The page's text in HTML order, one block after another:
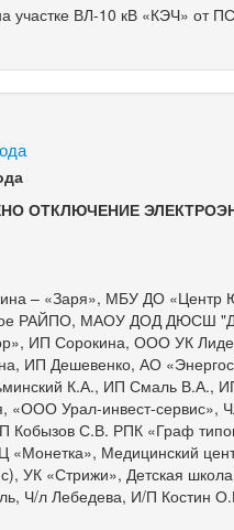
участке ВЛ-10 кВ «КЭЧ» от
ОТКЛЮЧЕНИЕ
– «Заря», МБУ ДО
РАЙПО, МАОУ ДОД ДЮСШ
ИП Сорокина, ООО УК
ИП Дешевенко, АО
К.А., ИП Смаль В.А.,
«ООО Урал-инвест-
Кобызов С.В. РПК «Граф
Медицинский
УК «Стрижи», Детская
Ч/л Лебедева, И/П